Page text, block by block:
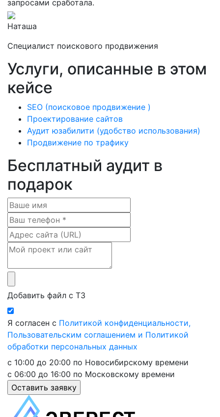
запросами сработала.
Наташа
Специалист поискового продвижения
Услуги, описанные в этом
кейсе
SEO (поисковое продвижение )
Проектирование сайтов
Аудит юзабилити (удобство использования)
Продвижение по трафику
Бесплатный аудит в
подарок
Добавить файл с ТЗ
Я согласен с Политикой конфиденциальности,
Пользовательским соглашением и Политикой
обработки персональных данных
с 10:00 до 20:00 по Новосибирскому времени
с 06:00 до 16:00 по Московскому времени